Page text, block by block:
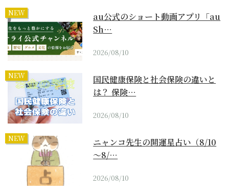
NEW
au公式のショート動画アプリ「au
Sh…
2026/08/10
NEW
国民健康保険と社会保険の違いと
は？ 保険…
2026/08/10
NEW
ニャンコ先生の開運星占い（8/10
～8/…
2026/08/10